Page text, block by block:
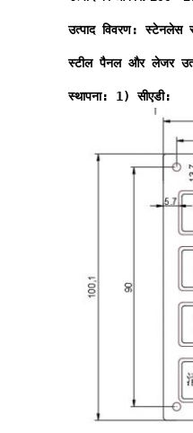
उत्पाद विवरण:
स्टील पैनल और लेजर
स्थापना: 1) सीएडी: